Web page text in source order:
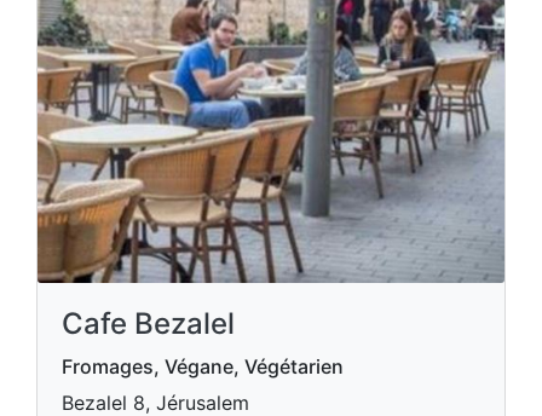
Cafe Bezalel
Fromages, Végane, Végétarien
Bezalel 8, Jérusalem